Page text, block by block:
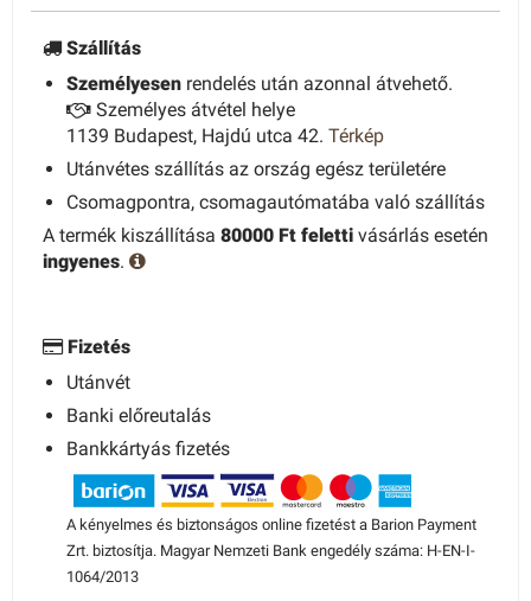
Szállítás
Személyesen rendelés után azonnal átvehető.
Személyes átvétel helye
1139 Budapest, Hajdú utca 42. Térkép
Utánvétes szállítás az ország egész területére
Csomagpontra, csomagautómatába való szállítás
A termék kiszállítása 80000 Ft feletti vásárlás esetén
ingyenes.
Fizetés
Utánvét
Banki előreutalás
Bankkártyás fizetés
A kényelmes és biztonságos online fizetést a Barion Payment
Zrt. biztosítja. Magyar Nemzeti Bank engedély száma: H-EN-I-
1064/2013